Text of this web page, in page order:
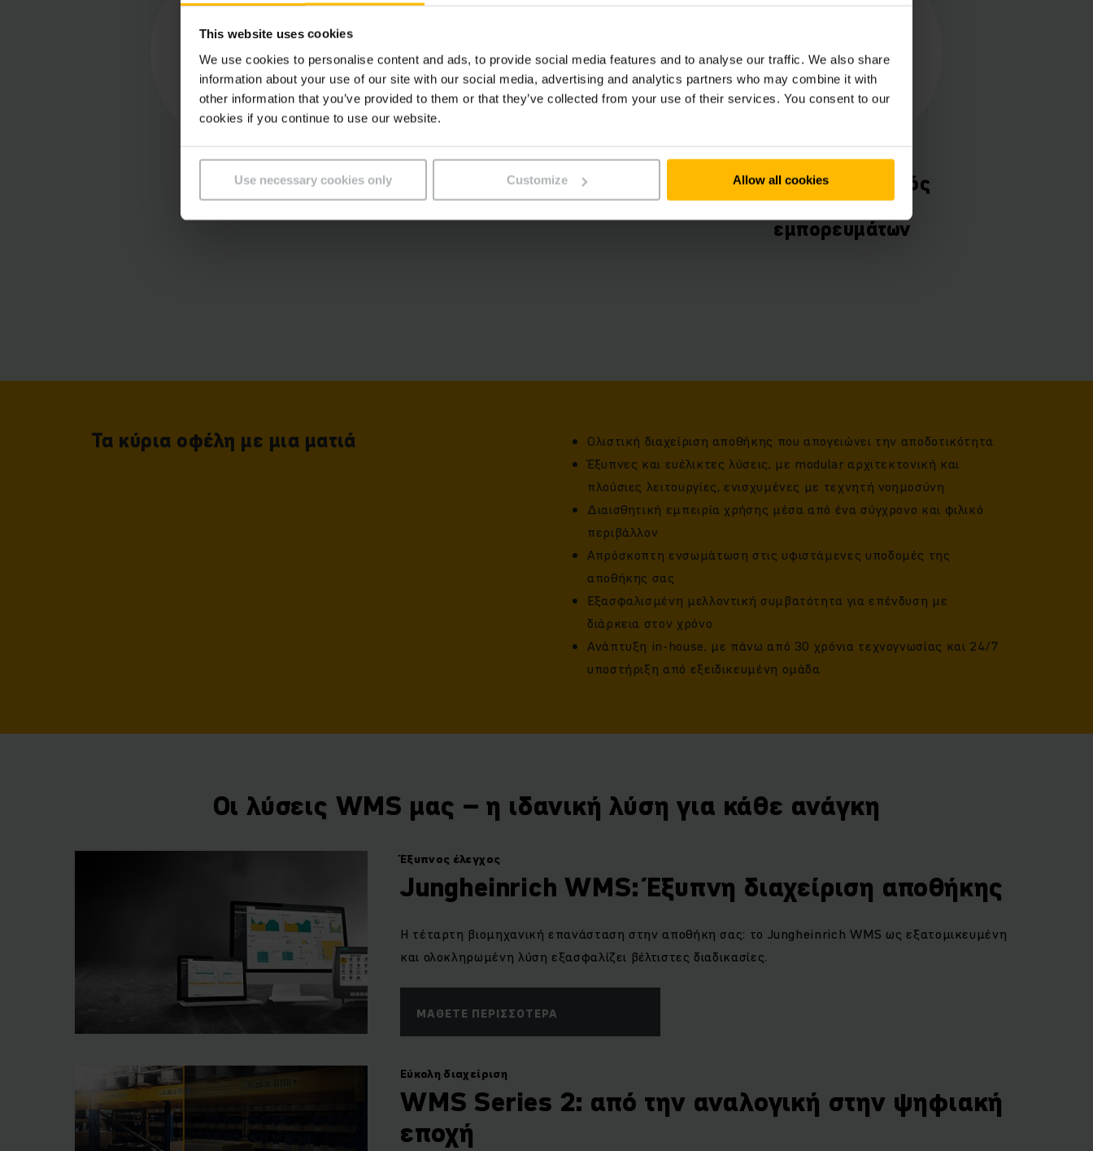
This website uses cookies
We use cookies to personalise content and ads, to provide social media features and to analyse our traffic. We also share
information about your use of our site with our social media, advertising and analytics partners who may combine it with
other information that you’ve provided to them or that they’ve collected from your use of their services. You consent to our
cookies if you continue to use our website.
Use necessary cookies only Customize Allow all cookies
Αυξημένη
αποδοτικότητα
Μέγιστη αξιοπιστία
διαδικασιών
Αυξημένος ρυθμός
διακίνησης
εμπορευμάτων
Τα κύρια οφέλη με μια ματιά
Ολιστική διαχείριση αποθήκης που απογειώνει την αποδοτικότητα
Έξυπνες και ευέλικτες λύσεις, με modular αρχιτεκτονική και
πλούσιες λειτουργίες, ενισχυμένες με τεχνητή νοημοσύνη
Διαισθητική εμπειρία χρήσης μέσα από ένα σύγχρονο και φιλικό
περιβάλλον
Απρόσκοπτη ενσωμάτωση στις υφιστάμενες υποδομές της
αποθήκης σας
Εξασφαλισμένη μελλοντική συμβατότητα για επένδυση με
διάρκεια στον χρόνο
Ανάπτυξη in-house, με πάνω από 30 χρόνια τεχνογνωσίας και 24/7
υποστήριξη από εξειδικευμένη ομάδα
Οι λύσεις WMS μας – η ιδανική λύση για κάθε ανάγκη
Έξυπνος έλεγχος
Jungheinrich WMS: Έξυπνη διαχείριση αποθήκης
Η τέταρτη βιομηχανική επανάσταση στην αποθήκη σας: το Jungheinrich WMS ως εξατομικευμένη
και ολοκληρωμένη λύση εξασφαλίζει βέλτιστες διαδικασίες.
ΜΆΘΕΤΕ ΠΕΡΙΣΣΌΤΕΡΑ
Εύκολη διαχείριση
WMS Series 2: από την αναλογική στην ψηφιακή
εποχή